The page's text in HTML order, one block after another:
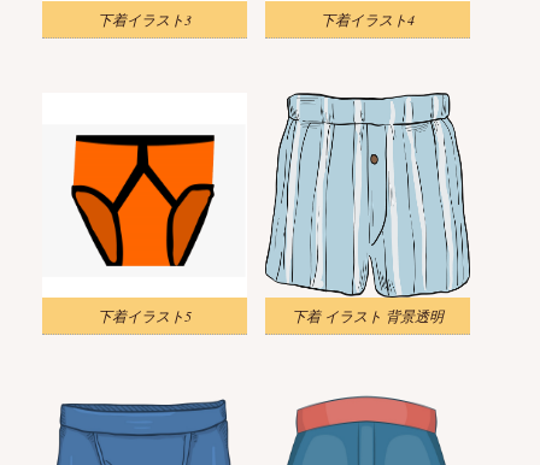
下着イラスト3 下着イラスト4
下着イラスト5 下着 イラスト 背景透明